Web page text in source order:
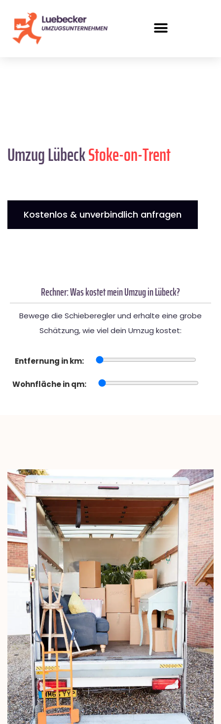
Umzug LübeckStoke-on-Trent
Kostenlos & unverbindlich anfragen
Rechner: Was kostet mein Umzug in Lübeck?
Bewege die Schieberegler und erhalte eine grobe
Schätzung, wie viel dein Umzug kostet:
Entfernung in km:
Wohnfläche in qm: